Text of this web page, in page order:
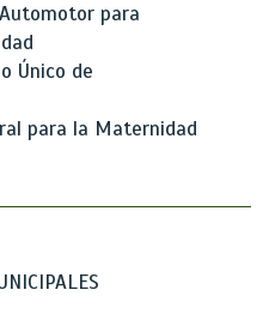
para
Único de
para la Maternidad